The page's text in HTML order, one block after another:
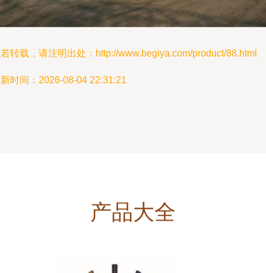
转载，请注明出处：http://www.begiya.com/product/88.html
时间：2026-08-04 22:31:21
产品大全